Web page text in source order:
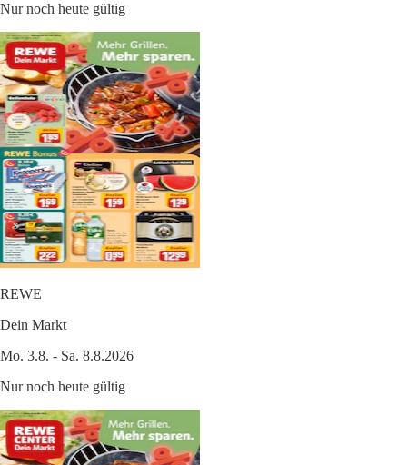
Nur noch heute gültig
REWE
Dein Markt
Mo. 3.8. - Sa. 8.8.2026
Nur noch heute gültig